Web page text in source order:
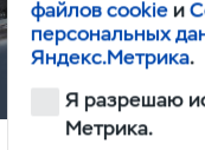
файлов cookie и
персональных
Яндекс.Метрика.
Я разрешаю
Метрика.